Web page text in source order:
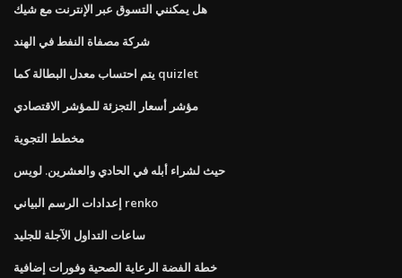
هل يمكنني التسوق عبر الإنترنت مع شيك
شركة مصفاة النفط في الهند
يتم احتساب معدل البطالة كما quizlet
مؤشر أسعار التجزئة للمؤشر الاقتصادي
مخطط التجوية
حيث لشراء أبله في الحادي والعشرين. لويس
إعدادات الرسم البياني renko
ساعات التداول الآجلة للجليد
خطة الفضة الرعاية الصحية وفورات إضافية